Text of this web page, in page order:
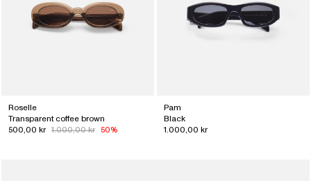
Roselle
Transparent coffee brown
500,00 kr
1.000,00 kr 50%
Pam
Black
1.000,00 kr